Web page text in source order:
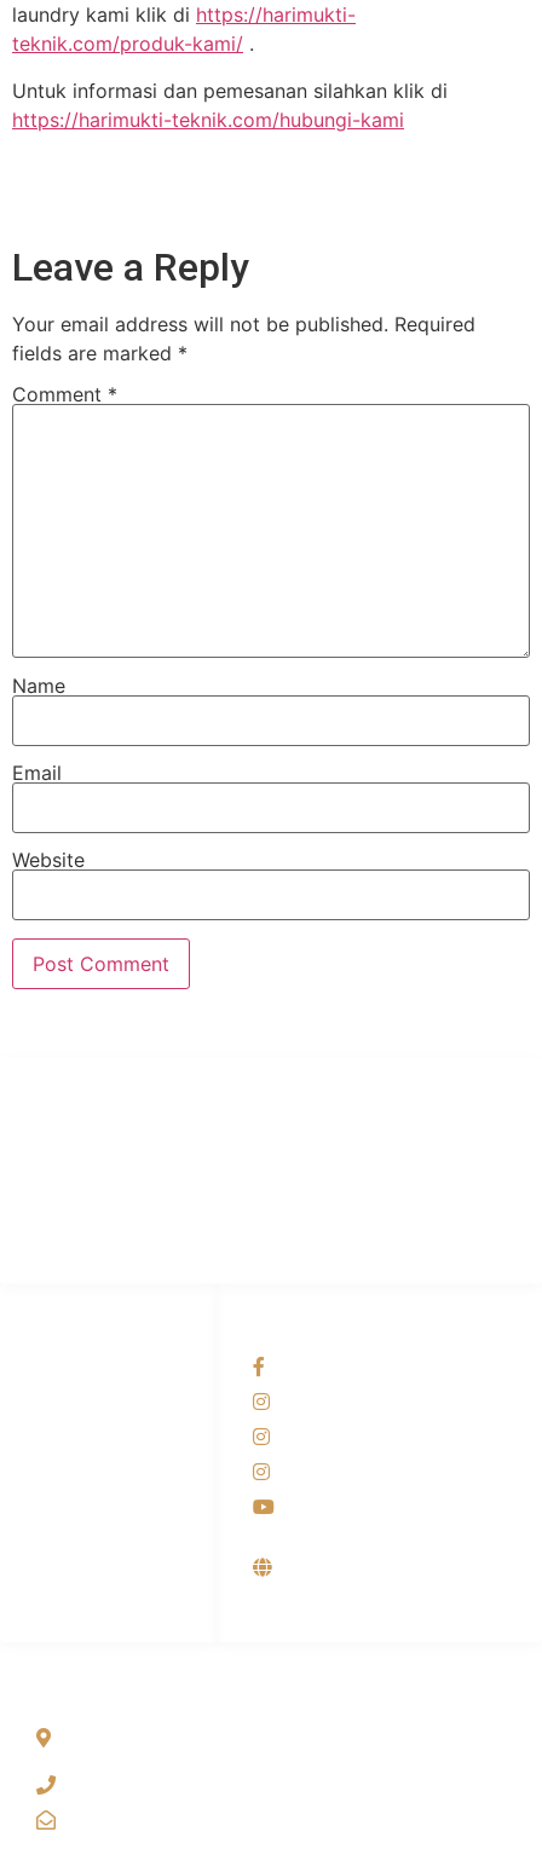
laundry kami klik di https://harimukti-
teknik.com/produk-kami/ .
Untuk informasi dan pemesanan silahkan klik di
https://harimukti-teknik.com/hubungi-kami
Leave a Reply
Your email address will not be published. Required
fields are marked *
Comment *
Name
Email
Website